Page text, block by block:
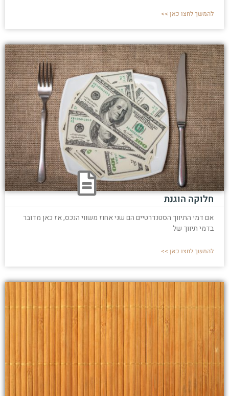
להמשך לחצו כאן >>
חלוקה הוגנת
אם דמי התיווך הסטנדרטיים הם שני אחוז משווי הנכס, אז כאן מדובר
בדמי תיווך של
להמשך לחצו כאן >>